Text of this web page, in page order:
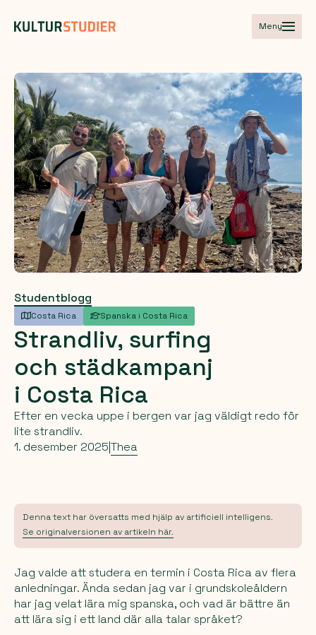
Meny
Studentblogg
Costa Rica Spanska i Costa Rica
Strandliv, surfing
och städkampanj
i Costa Rica
Efter en vecka uppe i bergen var jag väldigt redo för
lite strandliv.
1. desember 2025|Thea
Denna text har översatts med hjälp av artificiell intelligens.
Se originalversionen av artikeln här.
Jag valde att studera en termin i Costa Rica av flera
anledningar. Ända sedan jag var i grundskoleåldern
har jag velat lära mig spanska, och vad är bättre än
att lära sig i ett land där alla talar språket?